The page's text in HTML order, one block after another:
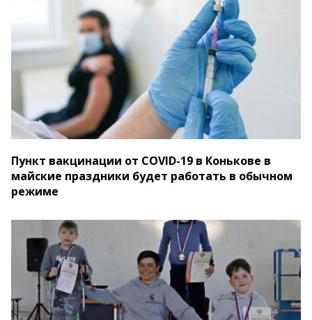
Пункт вакцинации от COVID-19 в Конькове в
майские праздники будет работать в обычном
режиме